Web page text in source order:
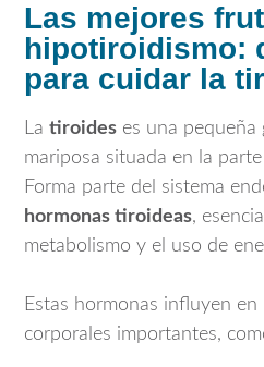
Las mejores
hipotiroidismo:
para cuidar la
La tiroides es una
mariposa situada en la
Forma parte del sistema
hormonas tiroideas,
metabolismo y el uso de
Estas hormonas influyen
corporales importantes,